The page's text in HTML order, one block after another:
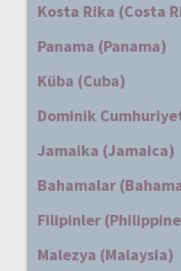
Kosta Rika (Costa
Panama (Panama)
Küba (Cuba)
Dominik
Jamaika (Jamaica)
Bahamalar
Filipinler
Malezya (Malaysia)